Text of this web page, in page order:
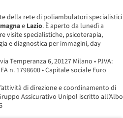
della rete di poliambulatori specialistici
e Lazio. È aperto da lunedì a
visite specialistiche, psicoterapia,
e diagnostica per immagini, day
Temperanza 6, 20127 Milano • P.IVA:
n. 1798600 • Capitale sociale Euro
di direzione e coordinamento di
Assicurativo Unipol iscritto all’Albo